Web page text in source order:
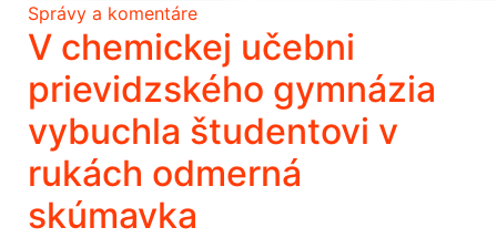
Správy a komentáre
V chemickej učebni
prievidzského gymnázia
vybuchla študentovi v
rukách odmerná
skúmavka